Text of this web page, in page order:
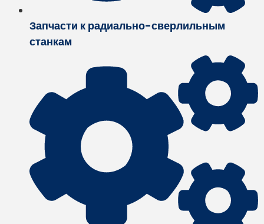
Запчасти к радиально-сверлильным
станкам